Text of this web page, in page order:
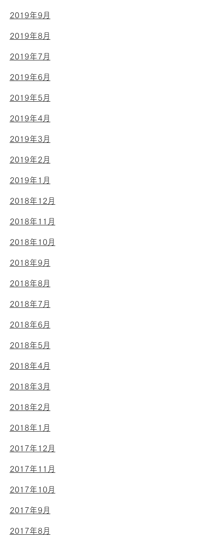
2019年9月
2019年8月
2019年7月
2019年6月
2019年5月
2019年4月
2019年3月
2019年2月
2019年1月
2018年12月
2018年11月
2018年10月
2018年9月
2018年8月
2018年7月
2018年6月
2018年5月
2018年4月
2018年3月
2018年2月
2018年1月
2017年12月
2017年11月
2017年10月
2017年9月
2017年8月